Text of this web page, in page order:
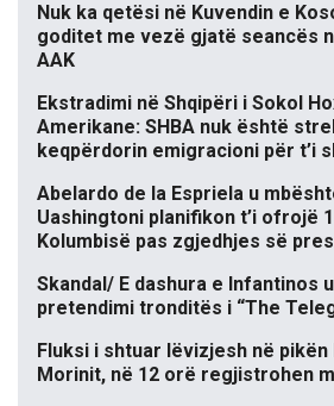
Nuk ka qetësi në Kuvendin e
goditet me vezë gjatë seancës
AAK
Ekstradimi në Shqipëri i Sokol
Amerikane: SHBA nuk është
keqpërdorin emigracioni për t’i
Abelardo de la Espriela u
Uashingtoni planifikon t’i ofrojë
Kolumbisë pas zgjedhjes së
Skandal/ E dashura e Infantinos
pretendimi tronditës i “The
Fluksi i shtuar lëvizjesh në
Morinit, në 12 orë regjistrohen